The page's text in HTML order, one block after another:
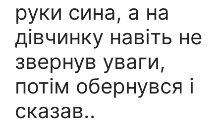
руки сина, а на
дівчинку навіть не
звернув уваги,
потім обернувся і
сказав..